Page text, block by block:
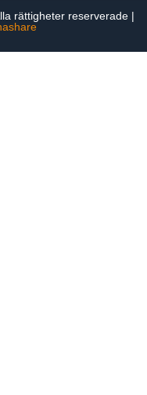
rättigheter reserverade |